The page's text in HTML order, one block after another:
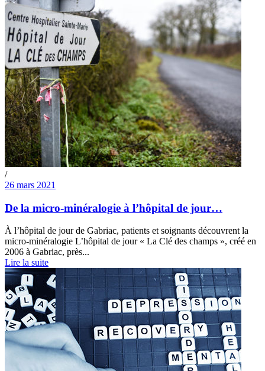
/
26 mars 2021
De la micro-minéralogie à l’hôpital de jour…
À l’hôpital de jour de Gabriac, patients et soignants découvrent la
micro-minéralogie L’hôpital de jour « La Clé des champs », créé en
2006 à Gabriac, près...
Lire la suite